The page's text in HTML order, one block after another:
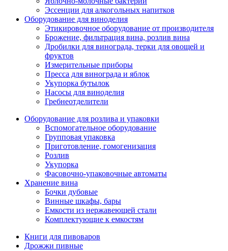
Эссенции для алкогольных напитков
Оборудование для виноделия
Этикировочное оборудование от производителя
Брожение, фильтрация вина, розлив вина
Дробилки для винограда, терки для овощей и
фруктов
Измерительные приборы
Пресса для винограда и яблок
Укупорка бутылок
Насосы для виноделия
Гребнеотделители
Оборудование для розлива и упаковки
Вспомогательное оборудование
Групповая упаковка
Приготовление, гомогенизация
Розлив
Укупорка
Фасовочно-упаковочные автоматы
Хранение вина
Бочки дубовые
Винные шкафы, бары
Емкости из нержавеющей стали
Комплектующие к емкостям
Книги для пивоваров
Дрожжи пивные